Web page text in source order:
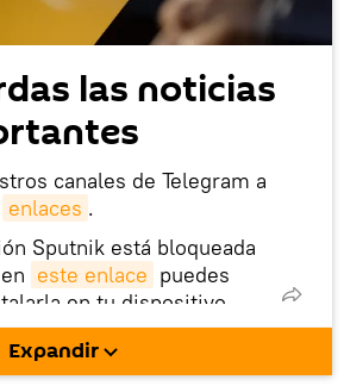
las noticias
canales de Telegram a
enlaces .
Sputnik está bloqueada
este enlace puedes
en tu dispositivo
Android!).
una cuenta en la red
Expandir